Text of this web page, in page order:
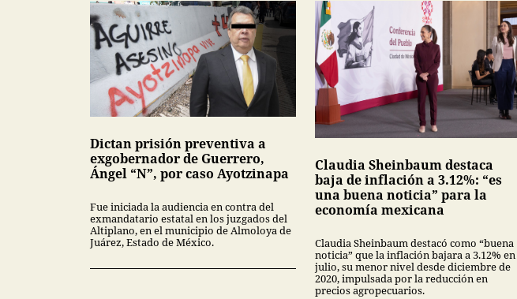
Dictan prisión preventiva a
exgobernador de Guerrero,
Ángel “N”, por caso Ayotzinapa
Fue iniciada la audiencia en contra del
exmandatario estatal en los juzgados del
Altiplano, en el municipio de Almoloya de
Juárez, Estado de México.
Claudia Sheinbaum destaca
baja de inflación a 3.12%: “es
una buena noticia” para la
economía mexicana
Claudia Sheinbaum destacó como “buena
noticia” que la inflación bajara a 3.12% en
julio, su menor nivel desde diciembre de
2020, impulsada por la reducción en
precios agropecuarios.